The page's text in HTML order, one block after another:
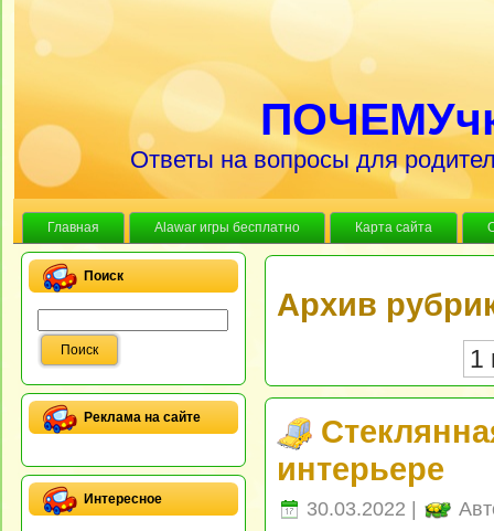
Ответы на вопросы для
Главная Alawar игры бесплатно Карта сайта
Поиск
Реклама на сайте
Интересное
Архив
1
интерьере
30.03.2022 |